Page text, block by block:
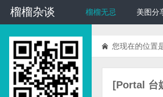
榴榴杂谈
榴榴杂谈 榴榴无忌 美图分
您现在的位置
[Portal 台